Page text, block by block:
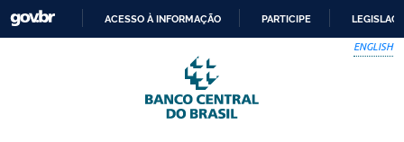
Skip to main content
PARA
O
CONTEÚDO
ACESSO À INFORMAÇÃO PARTICIPE
ENGLISH